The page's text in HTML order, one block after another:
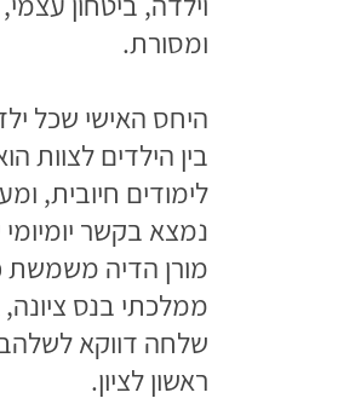
ומסורת.
היחס האישי שכל
בין הילדים לצוות
לימודים חיובית,
נמצא בקשר
מורן הדיה משמשת
ממלכתי בנס
שלחה דווקא
ראשון לציון.